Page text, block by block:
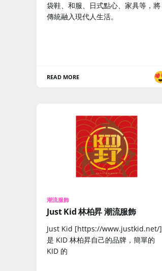
袋鞋、和服、日式點心、家具等，將
傳統融入現代人生活。
READ MORE
潮流服飾
Just Kid 林柏昇 潮流服飾
Just Kid [https://www.justkid.net/]
是 KID 林柏昇自己的品牌，簡單的
KID 的